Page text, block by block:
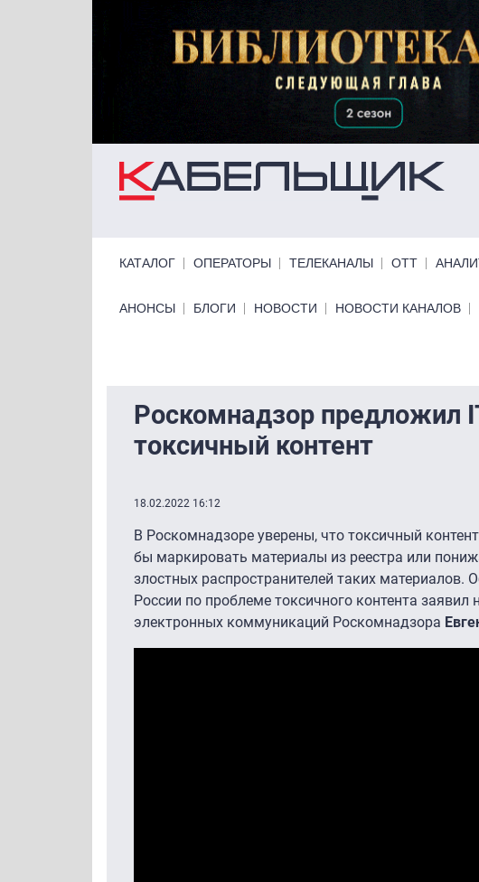
КАТАЛОГ ОПЕРАТОРЫ ТЕЛЕКАНАЛЫ ОТТ
Primary links bottom
АНОНСЫ БЛОГИ НОВОСТИ НОВОСТИ КАНАЛОВ
Роскомнадзор предложил
токсичный контент
18.02.2022 16:12
В Роскомнадзоре уверены, что токсичный
бы маркировать материалы из реестра или
злостных распространителей таких
России по проблеме токсичного контента
электронных коммуникаций Роскомнадзора